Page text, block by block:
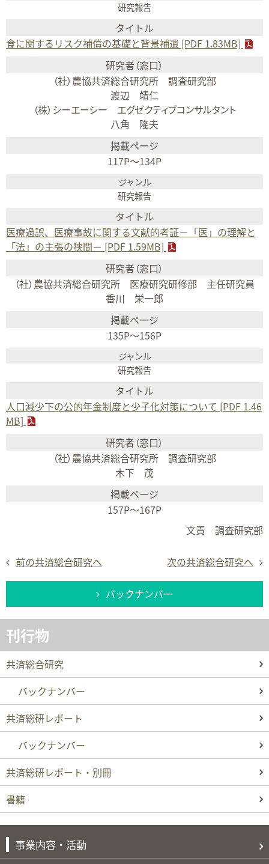
研究報告
食に関するリスク補償の基礎と背景補遺 [PDF 1.83MB]
（社）農協共済総合研究所 調査研究部
渡辺 靖仁
（株）シーエーシー エグゼクティブコンサルタント
八角 隆夫
117P～134P
研究報告
医療過誤、医療事故に関する文献的考証－「医」の理解と
「法」の主張の狭間－ [PDF 1.59MB]
（社）農協共済総合研究所 医療研究研修部 主任研究員
香川 栄一郎
135P～156P
研究報告
人口減少下の公的年金制度と少子化対策について [PDF 1.46
MB]
（社）農協共済総合研究所 調査研究部
木下 茂
157P～167P
文責 調査研究部
前の共済総合研究へ 次の共済総合研究へ
バックナンバー
刊行物
共済総合研究
バックナンバー
共済総研レポート
バックナンバー
共済総研レポート・別冊
書籍
事業内容・活動